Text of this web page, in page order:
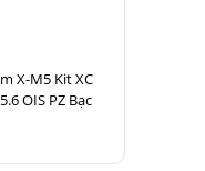
X-M5 Kit XC
OIS PZ Bạc